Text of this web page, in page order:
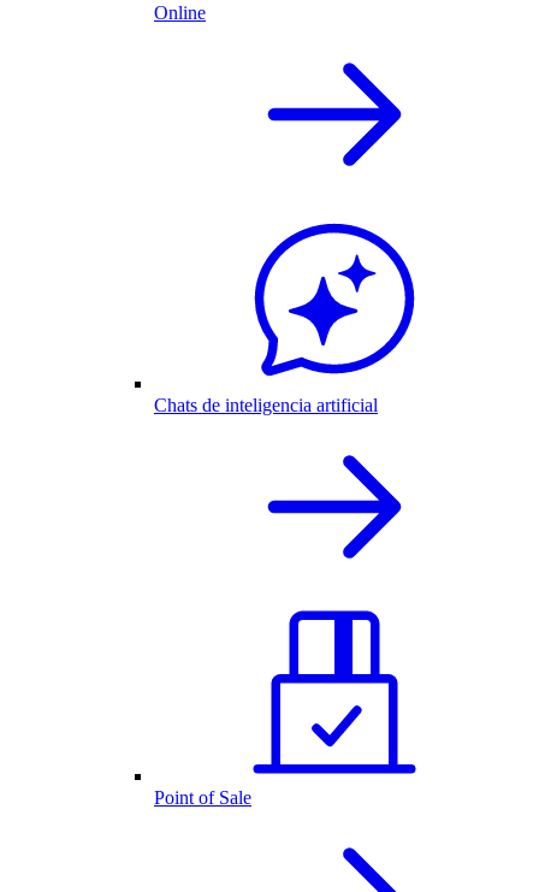
Online
Chats de inteligencia artificial
Point of Sale